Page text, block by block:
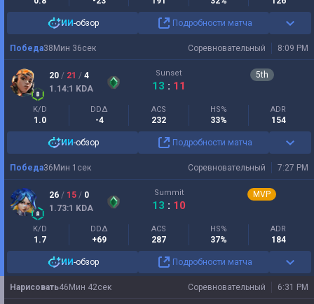
ИИ-обзор Подробности матча
Соревновательный 8:09 PM
Победа38Мин 36сек
20 / 21 / 4
1.14:1 KDA
Sunset
13 : 11
5th
K/D
1.0
DDΔ
-4
ACS
232
HS%
33%
ADR
154
ИИ-обзор Подробности матча
Соревновательный 7:27 PM
Победа36Мин 1 сек
26 / 15 / 0
1.73:1 KDA
Summit
13 : 10
MVP
K/D
1.7
DDΔ
+69
ACS
287
HS%
37%
ADR
184
ИИ-обзор Подробности матча
Соревновательный 6:31 PM
Нарисовать46Мин 42сек